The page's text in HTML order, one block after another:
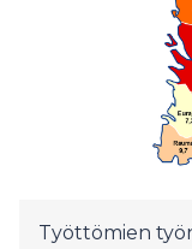
Työttömien